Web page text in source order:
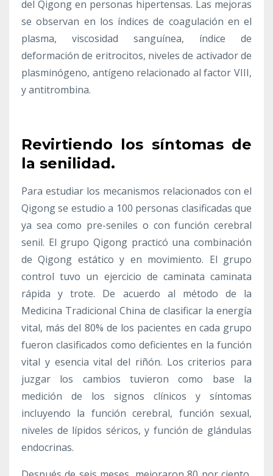
del Qigong en personas hipertensas. Las mejoras
se observan en los índices de coagulación en el
plasma, viscosidad sanguínea, índice de
deformación de eritrocitos, niveles de activador de
plasminógeno, antígeno relacionado al factor VIII,
y antitrombina.
Revirtiendo los síntomas de
la senilidad.
Para estudiar los mecanismos relacionados con el
Qigong se estudio a 100 personas clasificadas que
ya sea como pre-seniles o con función cerebral
senil. El grupo Qigong practicó una combinación
de Qigong estático y en movimiento. El grupo
control tuvo un ejercicio de caminata caminata
rápida y trote. De acuerdo al método de la
Medicina Tradicional China de clasificar la energía
vital, más del 80% de los pacientes en cada grupo
fueron clasificados como deficientes en la función
vital y esencia vital del riñón. Los criterios para
juzgar los cambios tuvieron como base la
medición de los signos clínicos y síntomas
incluyendo la función cerebral, función sexual,
niveles de lípidos séricos, y función de glándulas
endocrinas.